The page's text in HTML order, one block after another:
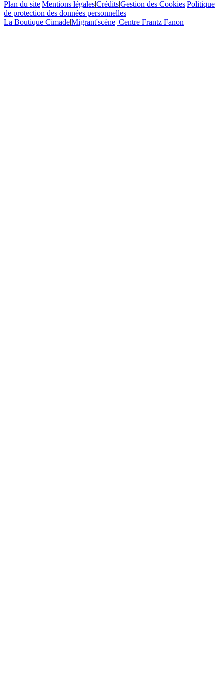
Plan du site|Mentions légales|Crédits|Gestion des Cookies|Politique
de protection des données personnelles
La Boutique Cimade|Migrant'scène| Centre Frantz Fanon